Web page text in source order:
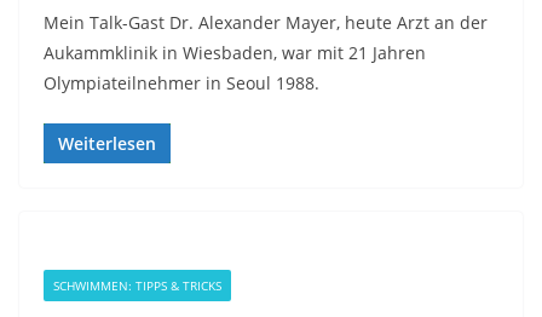
Mein Talk-Gast Dr. Alexander Mayer, heute Arzt an der
Aukammklinik in Wiesbaden, war mit 21 Jahren
Olympiateilnehmer in Seoul 1988.
Weiterlesen
SCHWIMMEN: TIPPS & TRICKS